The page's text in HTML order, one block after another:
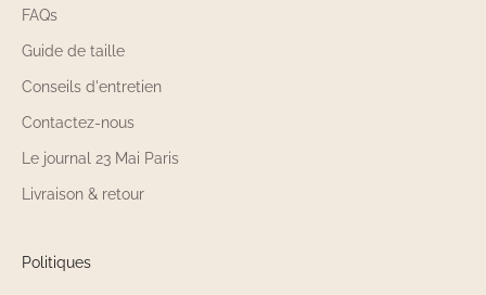
FAQs
Guide de taille
Conseils d'entretien
Contactez-nous
Le journal 23 Mai Paris
Livraison & retour
Politiques